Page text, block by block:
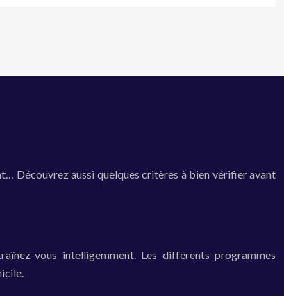
Découvrez aussi quelques critères à bien vérifier avant
vous intelligemment. Les différents programmes